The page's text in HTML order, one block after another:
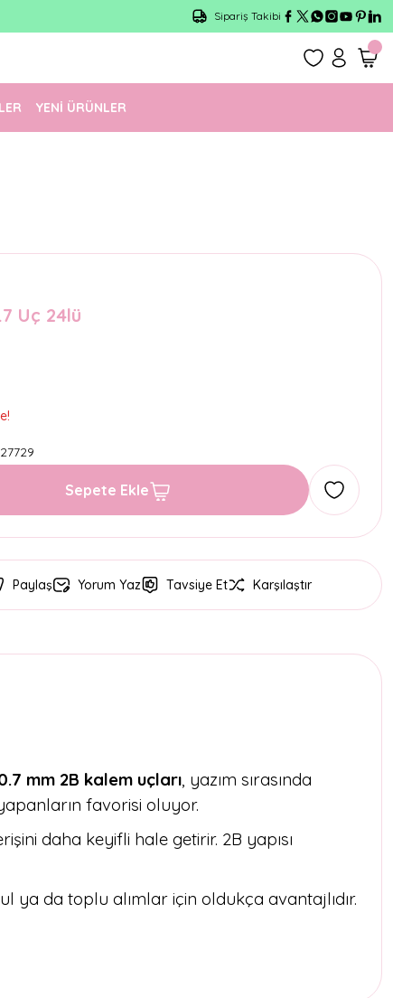
Sipariş Takibi
YENİ ÜRÜNLER
Uç 24lü
Sepete Ekle
Paylaş Yorum Yaz Tavsiye Et Karşılaştır
mm 2B kalem uçları, yazım sırasında
favorisi oluyor.
daha keyifli hale getirir. 2B yapısı
ya da toplu alımlar için oldukça avantajlıdır.